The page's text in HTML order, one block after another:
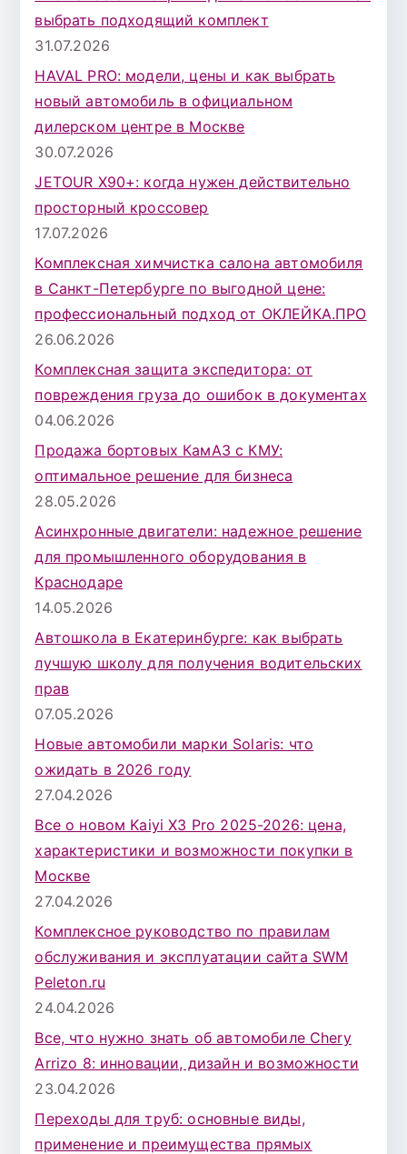
выбрать подходящий комплект
31.07.2026
HAVAL PRO: модели, цены и как выбрать
новый автомобиль в официальном
дилерском центре в Москве
30.07.2026
JETOUR X90+: когда нужен действительно
просторный кроссовер
17.07.2026
Комплексная химчистка салона автомобиля
в Санкт-Петербурге по выгодной цене:
профессиональный подход от ОКЛЕЙКА.ПРО
26.06.2026
Комплексная защита экспедитора: от
повреждения груза до ошибок в документах
04.06.2026
Продажа бортовых КамАЗ с КМУ:
оптимальное решение для бизнеса
28.05.2026
Асинхронные двигатели: надежное решение
для промышленного оборудования в
Краснодаре
14.05.2026
Автошкола в Екатеринбурге: как выбрать
лучшую школу для получения водительских
прав
07.05.2026
Новые автомобили марки Solaris: что
ожидать в 2026 году
27.04.2026
Все о новом Kaiyi X3 Pro 2025-2026: цена,
характеристики и возможности покупки в
Москве
27.04.2026
Комплексное руководство по правилам
обслуживания и эксплуатации сайта SWM
Peleton.ru
24.04.2026
Все, что нужно знать об автомобиле Chery
Arrizo 8: инновации, дизайн и возможности
23.04.2026
Переходы для труб: основные виды,
применение и преимущества прямых